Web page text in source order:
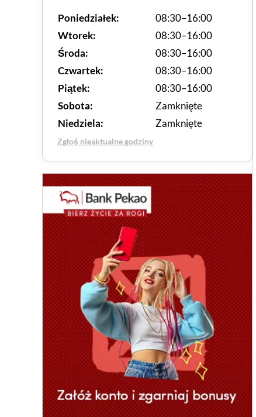
Poniedziałek:
08:30–16:00
Wtorek:
08:30–16:00
Środa:
08:30–16:00
Czwartek:
08:30–16:00
Piątek:
08:30–16:00
Sobota:
Zamknięte
Niedziela:
Zamknięte
Zgłoś nieaktualne godziny